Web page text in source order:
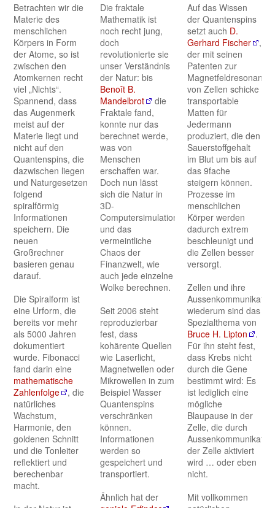
Betrachten wir die
Materie des
menschlichen
Körpers in Form
der Atome, so ist
zwischen den
Atomkernen recht
viel „Nichts“.
Spannend, dass
das Augenmerk
meist auf der
Materie liegt und
nicht auf den
Quantenspins, die
dazwischen liegen
und Naturgesetzen
folgend
spiralförmig
Informationen
speichern. Die
neuen
Großrechner
basieren genau
darauf.
Die Spiralform ist
eine Urform, die
bereits vor mehr
als 5000 Jahren
dokumentiert
wurde. Fibonacci
fand darin eine
mathematische
Zahlenfolge
, die
natürliches
Wachstum,
Harmonie, den
goldenen Schnitt
und die Tonleiter
reflektiert und
berechenbar
macht.
Die fraktale
Mathematik ist
noch recht jung,
doch
revolutionierte sie
unser Verständnis
der Natur: bis
Benoît B.
Mandelbrot
die
Fraktale fand,
konnte nur das
berechnet werde,
was von
Menschen
erschaffen war.
Doch nun lässt
sich die Natur in
3D-
Computersimulationen
und das
vermeintliche
Chaos der
Finanzwelt, wie
auch jede einzelne
Wolke berechnen.
Seit 2006 steht
reproduzierbar
fest, dass
kohärente Quellen
wie Laserlicht,
Magnetwellen oder
Mikrowellen in zum
Beispiel Wasser
Quantenspins
verschränken
können.
Informationen
werden so
gespeichert und
transportiert.
Ähnlich hat der
Auf das Wissen
der Quantenspins
setzt auch D.
Gerhard Fischer
,
der mit seinen
Patenten zur
Magnetfeldresonanz
von Zellen schicke
transportable
Matten für
Jedermann
produziert, die den
Sauerstoffgehalt
im Blut um bis auf
das 9fache
steigern können.
Prozesse im
menschlichen
Körper werden
dadurch extrem
beschleunigt und
die Zellen besser
versorgt.
Zellen und ihre
Aussenkommunikation
wiederum sind das
Spezialthema von
Bruce H. Lipton
.
Für ihn steht fest,
dass Krebs nicht
durch die Gene
bestimmt wird: Es
ist lediglich eine
mögliche
Blaupause in der
Zelle, die durch
Aussenkommunikation
der Zelle aktiviert
wird … oder eben
nicht.
Mit vollkommen